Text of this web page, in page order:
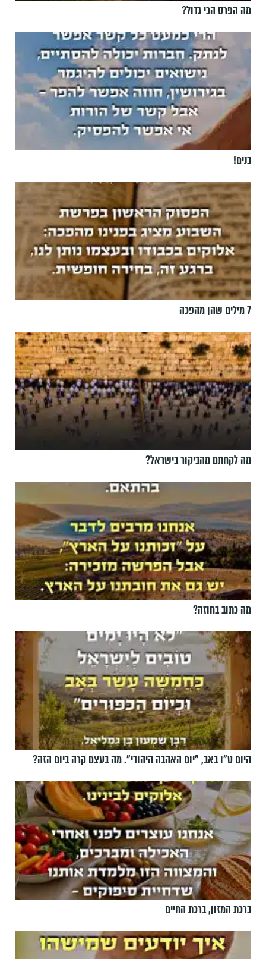
מה הפרס הכי גדול?
בנים!
7 מילים שהן מהפכה
מה לקחתם מהביקור בישראל?
מה כתוב בחוזה?
היום ט"ו באב, ”יום האהבה היהודי". מה בעצם קרה ביום הזה?
ברכת המזון, ברכת החיים